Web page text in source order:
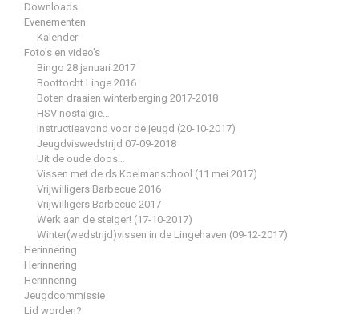
Downloads
Evenementen
Kalender
Foto’s en video’s
Bingo 28 januari 2017
Boottocht Linge 2016
Boten draaien winterberging 2017-2018
HSV nostalgie…
Instructieavond voor de jeugd (20-10-2017)
Jeugdviswedstrijd 07-09-2018
Uit de oude doos…
Vissen met de ds Koelmanschool (11 mei 2017)
Vrijwilligers Barbecue 2016
Vrijwilligers Barbecue 2017
Werk aan de steiger! (17-10-2017)
Winter(wedstrijd)vissen in de Lingehaven (09-12-2017)
Herinnering
Herinnering
Herinnering
Jeugdcommissie
Lid worden?